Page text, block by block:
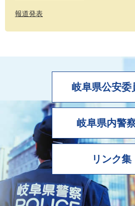
報道発表
岐阜県公安委
岐阜県内警
リンク集